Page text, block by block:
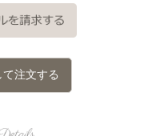
注文する